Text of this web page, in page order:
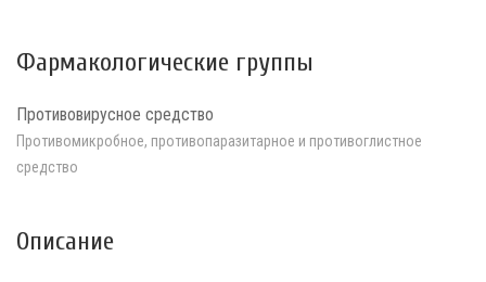
Фармакологические группы
Противовирусное средство
Противомикробное, противопаразитарное и противоглистное
средство
Описание